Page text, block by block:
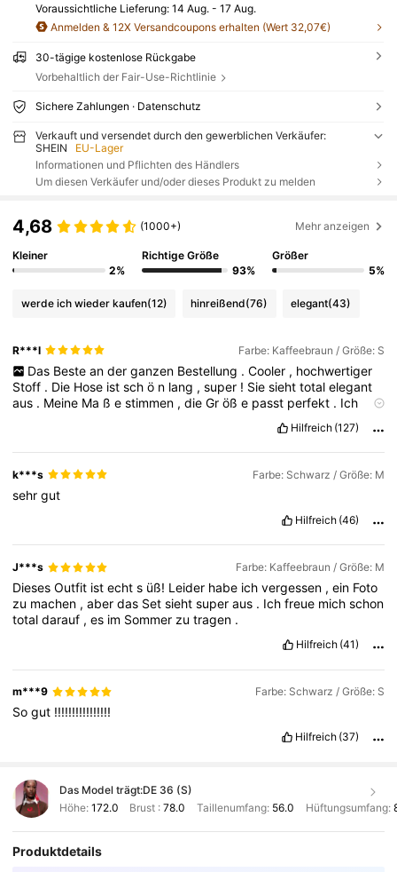
Voraussichtliche Lieferung: 14 Aug. - 17 Aug.
Anmelden & 12X Versandcoupons erhalten (Wert 32,07€)
30-tägige kostenlose Rückgabe
Vorbehaltlich der Fair-Use-Richtlinie
Sichere Zahlungen · Datenschutz
Verkauft und versendet durch den gewerblichen Verkäufer:
SHEIN
EU-Lager
Informationen und Pflichten des Händlers
Um diesen Verkäufer und/oder dieses Produkt zu melden
4,68 (1000+) Mehr anzeigen
Kleiner
2%
Richtige Größe
93%
Größer
5%
werde ich wieder kaufen(12) hinreißend(76) elegant(43)
R***l Farbe: Kaffeebraun / Größe: S
Das Beste an der ganzen Bestellung . Cooler , hochwertiger
Stoff . Die Hose istschö n lang ,super ! Siesiehttotalelegant
aus . Meine Ma ßestimmen ,dieGröße passt perfekt . Ich
Hilfreich (127)
k***s Farbe: Schwarz / Größe: M
sehrgut
Hilfreich (46)
J***s Farbe: Kaffeebraun / Größe: M
DiesesOutfit istechts üß! Leider habe ichvergessen ,ein Foto
zu machen ,aberdas Setsiehtsuperaus . Ichfreue michschon
totaldarauf ,es im Sommer zutragen .
Hilfreich (41)
m***9 Farbe: Schwarz / Größe: S
Sogut !!!!!!!!!!!!!!!!
Hilfreich (37)
Das Model trägt:DE 36 (S)
Höhe: 172.0 Brust :78.0 Taillenumfang: 56.0 Hüftungsumfang:
Produktdetails